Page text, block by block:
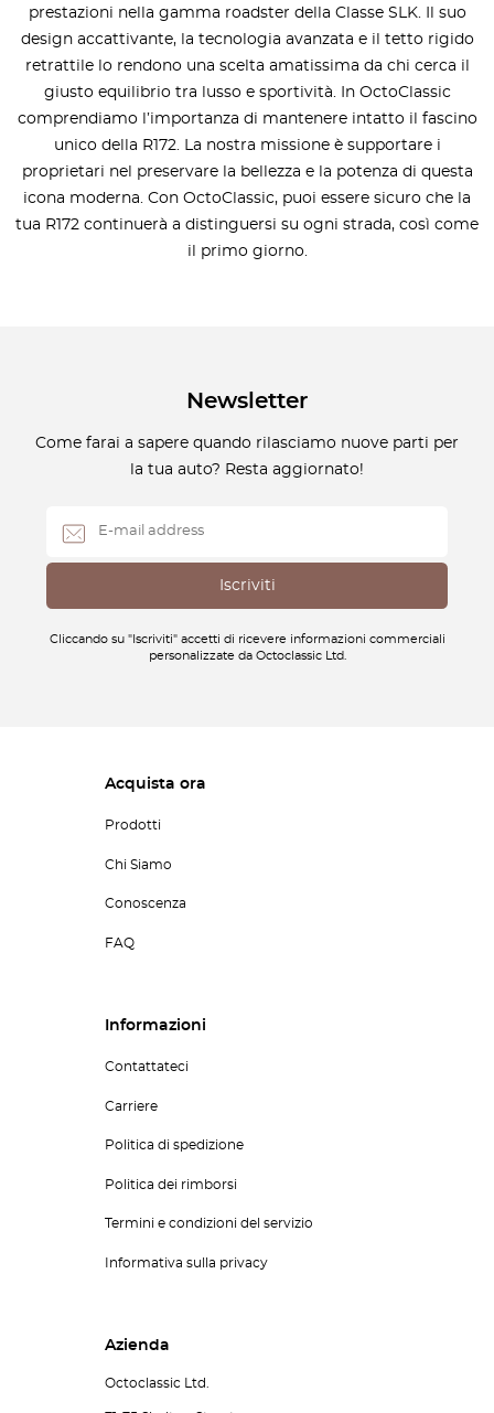
prestazioni nella gamma roadster della Classe SLK. Il suo
design accattivante, la tecnologia avanzata e il tetto rigido
retrattile lo rendono una scelta amatissima da chi cerca il
giusto equilibrio tra lusso e sportività. In OctoClassic
comprendiamo l’importanza di mantenere intatto il fascino
unico della R172. La nostra missione è supportare i
proprietari nel preservare la bellezza e la potenza di questa
icona moderna. Con OctoClassic, puoi essere sicuro che la
tua R172 continuerà a distinguersi su ogni strada, così come
il primo giorno.
Newsletter
Come farai a sapere quando rilasciamo nuove parti per
la tua auto? Resta aggiornato!
Cliccando su "Iscriviti" accetti di ricevere informazioni commerciali
personalizzate da Octoclassic Ltd.
Acquista ora
Prodotti
Chi Siamo
Conoscenza
FAQ
Informazioni
Contattateci
Carriere
Politica di spedizione
Politica dei rimborsi
Termini e condizioni del servizio
Informativa sulla privacy
Azienda
Octoclassic Ltd.